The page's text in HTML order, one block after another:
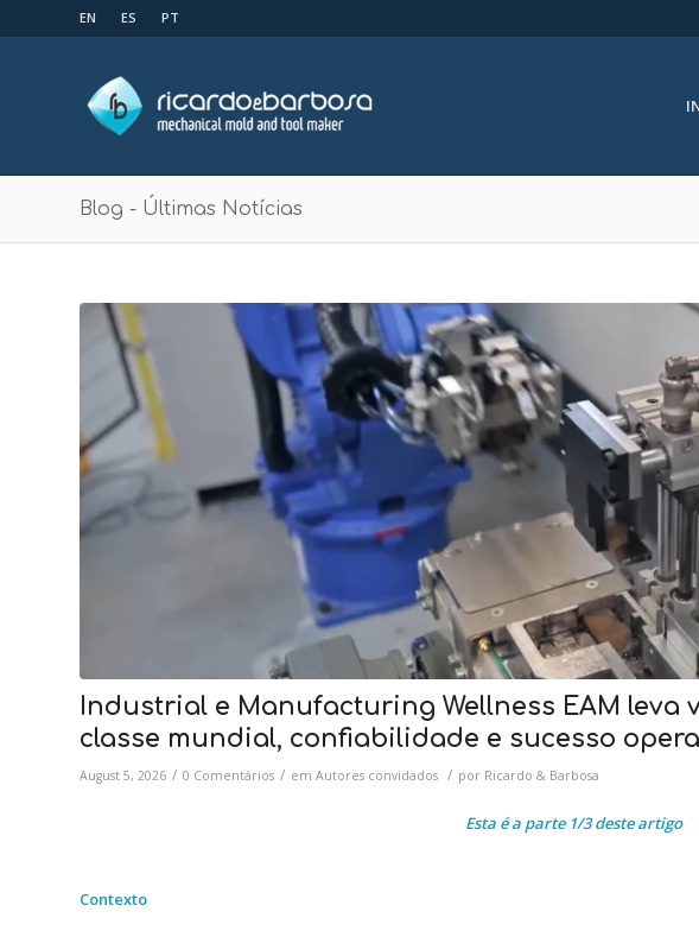
EN ES PT
Blog - Últimas Notícias
Industrial e Manufacturing Wellness EAM leva
classe mundial, confiabilidade e sucesso
August 5, 2026 / 0 Comentários / em Autores convidados / por Ricardo & Barbosa
Esta é a parte 1/3 deste artigo
Contexto